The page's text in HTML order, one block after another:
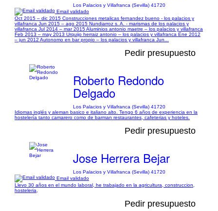
Los Palacios y Villafranca (Sevilla) 41720
Email validado
Oct 2015 – dic 2015 Construcciones metalicas fernandez bueno - los palacios y
villafranca Jun 2015 – ago 2015 Nundiarroz s. A. - marismas de los palacios y
villafranca Jul 2014 – mar 2015 Aluminios antonio maetre – los palacios y villafranca
Feb 2013 – may 2013 Urquijo herraiz antonio – los palacios y villafranca Ene 2012
– jun 2012 Autonomo en bar propio – los palacios y villafranca Jun...
Pedir presupuesto
Roberto Redondo
Delgado
Los Palacios y Villafranca (Sevilla) 41720
Idiomas inglés y aleman basico e italiano alto. Tengo 6 años de experiencia en la
hostelería tanto camarero como de barman restaurantes, cafeterias y hoteles.
Pedir presupuesto
Jose Herrera Bejar
Los Palacios y Villafranca (Sevilla) 41720
Email validado
Llevo 30 años en el mundo laboral, he trabajado en la agricultura, construccion,
hosteleria,
Pedir presupuesto